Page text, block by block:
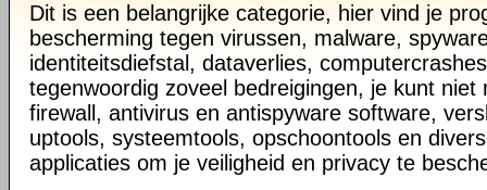
Dit is een belangrijke categorie, hier vind je
bescherming tegen virussen, malware,
identiteitsdiefstal, dataverlies,
tegenwoordig zoveel bedreigingen, je kunt
firewall, antivirus en antispyware software,
uptools, systeemtools, opschoontools en
applicaties om je veiligheid en privacy te